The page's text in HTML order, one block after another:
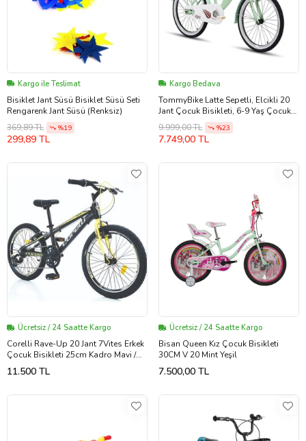
Kargo ile Teslimat
Bisiklet Jant Süsü Bisiklet Süsü Seti
Rengarenk Jant Süsü (Renksiz)
369,89 TL
%19
299,89 TL
Kargo Bedava
TommyBike Latte Sepetli, Elcikli 20
Jant Çocuk Bisikleti, 6-9 Yaş Çocuk
Bisikleti (Su Yeşili)
9.999,00 TL %23
7.749,00 TL
Ücretsiz / 24 Saatte Kargo
Corelli Rave-Up 20 Jant 7Vites Erkek
Çocuk Bisikleti 25cm Kadro Mavi /
Sarı (Sarı-Mavı)
11.500 TL
Ücretsiz / 24 Saatte Kargo
Bisan Queen Kız Çocuk Bisikleti
30CM V 20 Mint Yeşil
7.500,00 TL